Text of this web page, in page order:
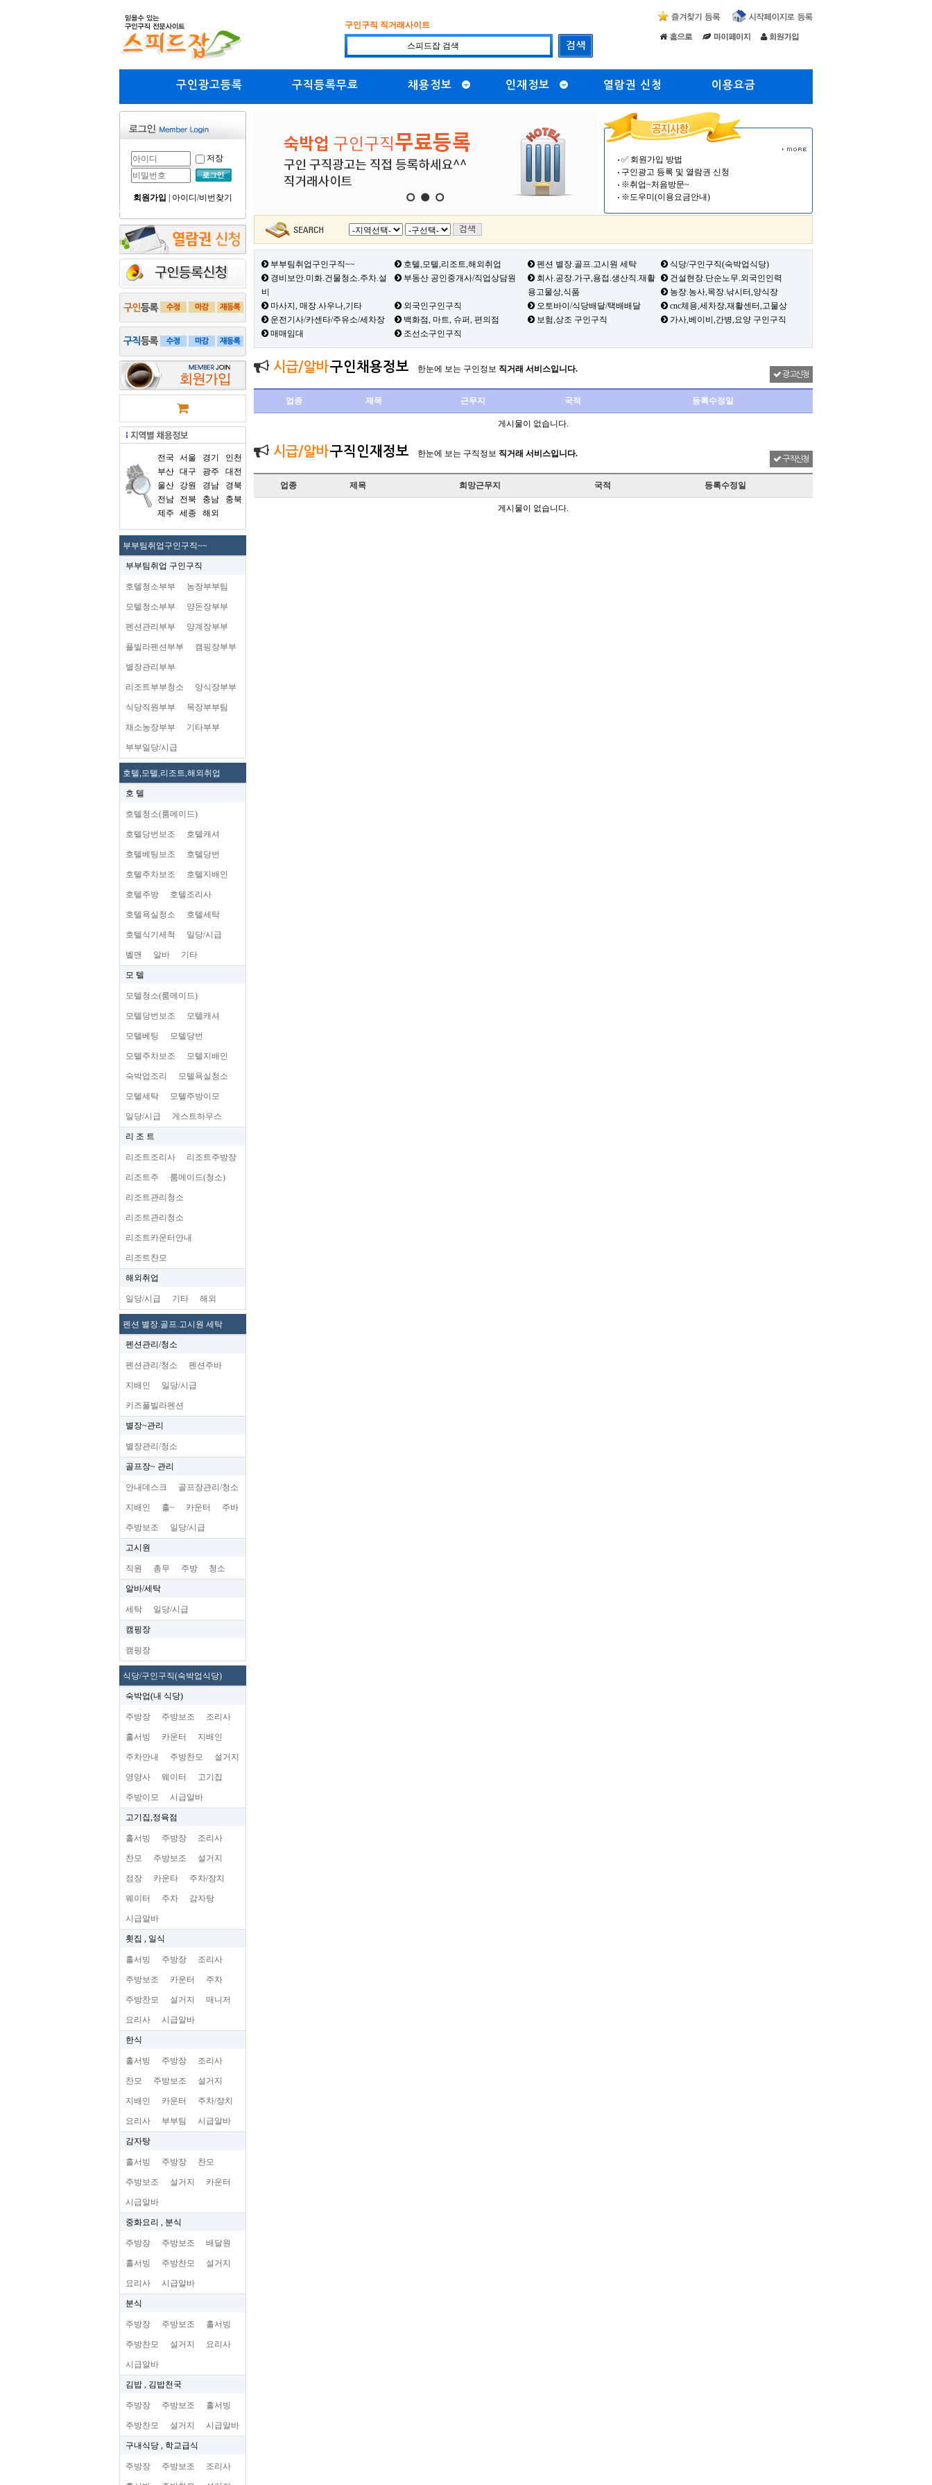
구인구직 직거래사이트
구인광고등록 구직등록무료 채용정보 인재정보 열람권 신청 이용요금
저장
회원가입 아이디/비번찾기
전국 서울 경기
인천
부산 대구 광주
대전
울산
강원 경남
경북
전남
전북 충남
충북
제주
세종 해외
부부팀취업구인구직~~
부부팀취업 구인구직
호텔청소부부 농장부부팀
모텔청소부부 양돈장부부
펜션관리부부 양계장부부
플빌라펜션부부 캠핑장부부
별장관리부부
리조트부부청소 양식장부부
식당직원부부 목장부부팀
채소농장부부 기타부부
부부일당/시급
호텔,모텔,리조트,해외취업
호 텔
호텔청소(룸메이드)
호텔당번보조 호텔캐셔
호텔베팅보조 호텔당번
호텔주차보조 호텔지배인
호텔주방 호텔조리사
호텔욕실청소 호텔세탁
호텔식기세척 일당/시급
벨맨 알바 기타
모 텔
모텔청소(룸메이드)
모텔당번보조 모텔캐셔
모텔베팅 모텔당번
모텔주차보조 모텔지배인
숙박업조리 모텔욕실청소
모텔세탁 모텔주방이모
일당/시급 게스트하우스
리 조 트
리조트조리사 리조트주방장
리조트주 룸메이드(청소)
리조트관리청소
리조트관리청소
리조트카운터안내
리조트찬모
해외취업
일당/시급 기타 해외
펜션 별장.골프.고시원 세탁
펜션관리/청소
펜션관리/청소 펜션주바
지배인 일당/시급
키즈풀빌라펜션
별장~관리
별장관리/청소
골프장~ 관리
안내데스크 골프장관리/청소
지배인 홀~ 카운터 주바
주방보조 일당/시급
고시원
직원 총무 주방 청소
알바/세탁
세탁 일당/시급
캠핑장
캠핑장
식당/구인구직(숙박업식당)
숙박업(내 식당)
주방장 주방보조 조리사
홀서빙 카운터 지배인
주차안내 주방찬모 설거지
영양사 웨이터 고기집
주방이모 시급알바
고기집,정육점
홀서빙 주방장 조리사
찬모 주방보조 설거지
점장 카운타 주차/장치
웨이터 주차 감자탕
시급알바
횟집 , 일식
홀서빙 주방장 조리사
주방보조 카운터 주차
주방찬모 설거지 매니저
요리사 시급알바
한식
홀서빙 주방장 조리사
찬모 주방보조 설거지
지배인 카운터 주차/장치
요리사 부부팀 시급알바
감자탕
홀서빙 주방장 찬모
주방보조 설거지 카운터
시급알바
중화요리 , 분식
주방장 주방보조 배달원
홀서빙 주방찬모 설거지
요리사 시급알바
분식
주방장 주방보조 홀서빙
주방찬모 설거지 요리사
시급알바
김밥 , 김밥천국
주방장 주방보조 홀서빙
주방찬모 설거지 시급알바
구내식당 , 학교급식
주방장 주방보조 조리사
✅ 회원가입 방법
구인광고 등록 및 열람권 신청
※취업~처음방문~
※도우미(이용요금안내)
부부팀취업구인구직~~ 호텔,모텔,리조트,해외취업 펜션 별장.골프.고시원 세탁
식당/구인구직(숙박업식당)
경비보안.미화.건물청소.주차.설
비
부동산 공인중개사/직업상담원
회사.공장.가구,용접.생산직.재활
용고물상,식품
건설현장.단순노무.외국인인력
농장.농사,목장.낚시터,양식장
마사지, 매장.사우나,기타
외국인구인구직 오토바이/식당배달/택배배달
cnc체용,세차장,재활센터,고물상
운전기사/카센타/주유소/세차장
백화점, 마트, 슈퍼, 편의점 보험,상조 구인구직
가사,베이비,간병,요양 구인구직
매매임대
조선소구인구직
시급/알바구인채용정보 한눈에 보는 구인정보 직거래 서비스입니다.
광고신청
업종 제목 근무지 국적 등록수정일
게시물이 없습니다.
시급/알바구직인재정보 한눈에 보는 구직정보 직거래 서비스입니다.
구직신청
업종 제목 희망근무지 국적 등록수정일
게시물이 없습니다.